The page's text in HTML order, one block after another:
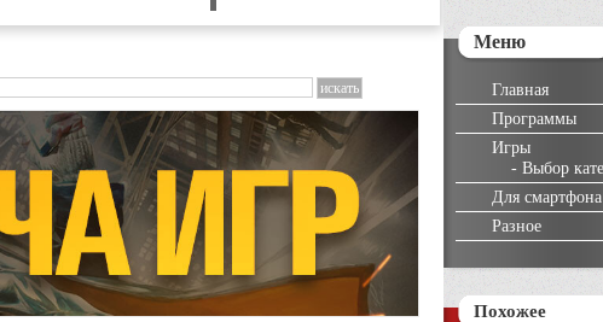
Меню
Главная
Программы
Игры
- Выбор
Для смартфона
Разное
Похожее